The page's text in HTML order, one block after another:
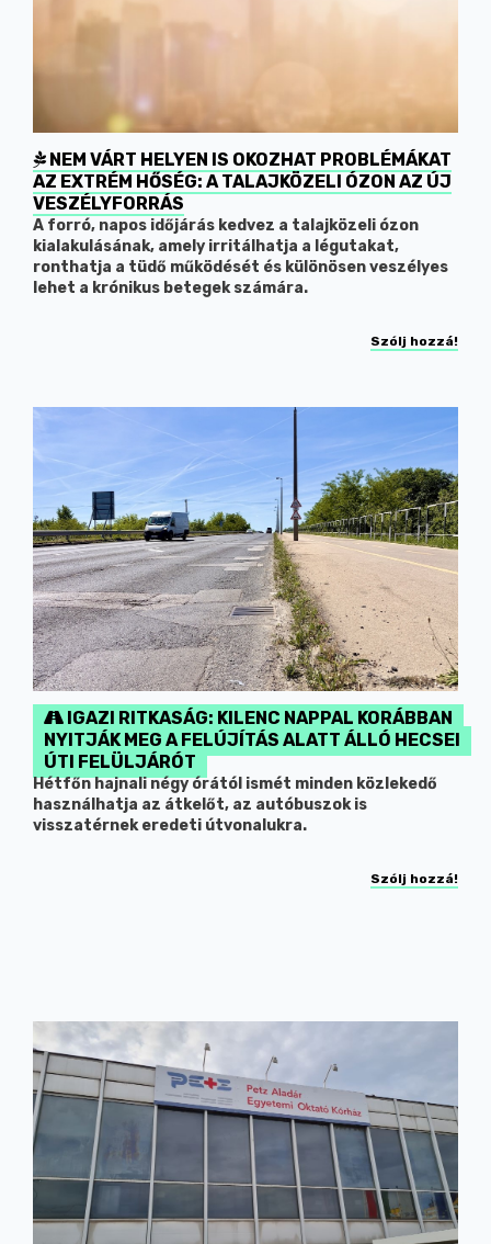
NEM VÁRT HELYEN IS OKOZHAT PROBLÉMÁKAT
AZ EXTRÉM HŐSÉG: A TALAJKÖZELI ÓZON AZ ÚJ
VESZÉLYFORRÁS
A forró, napos időjárás kedvez a talajközeli ózon
kialakulásának, amely irritálhatja a légutakat,
ronthatja a tüdő működését és különösen veszélyes
lehet a krónikus betegek számára.
Szólj hozzá!
IGAZI RITKASÁG: KILENC NAPPAL KORÁBBAN
NYITJÁK MEG A FELÚJÍTÁS ALATT ÁLLÓ HECSEI
ÚTI FELÜLJÁRÓT
Hétfőn hajnali négy órától ismét minden közlekedő
használhatja az átkelőt, az autóbuszok is
visszatérnek eredeti útvonalukra.
Szólj hozzá!